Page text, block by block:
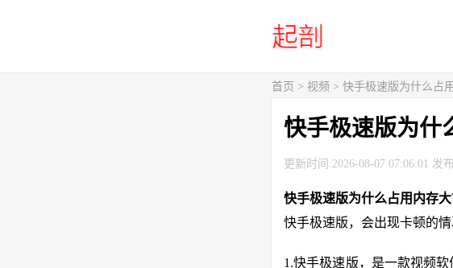
首页 > 视频 > 快手极速版为什么占
快手极速版为什
更新时间:2026-08-07 07:06:01 发
快手极速版为什么占用内存大
快手极速版，会出现卡顿的情
1.快手极速版，是一款视频